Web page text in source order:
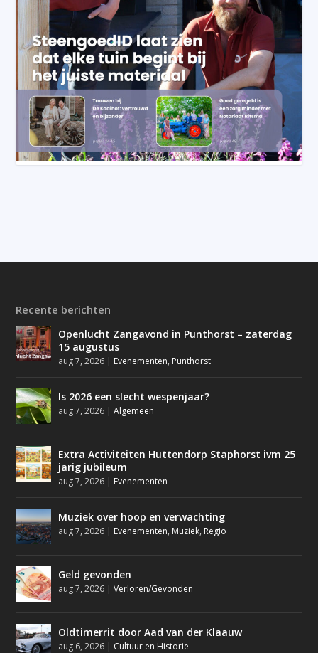
Recente berichten
Openlucht Zangavond in Punthorst – zaterdag
15 augustus
aug 7, 2026 | Evenementen, Punthorst
Is 2026 een slecht wespenjaar?
aug 7, 2026 |Algemeen
Extra Activiteiten Huttendorp Staphorst ivm 25
jarig jubileum
aug 7, 2026 | Evenementen
Muziek over hoop en verwachting
aug 7, 2026 | Evenementen, Muziek, Regio
Geld gevonden
aug 7, 2026 |Verloren/Gevonden
Oldtimerrit door Aad van der Klaauw
aug 6, 2026 | Cultuur en Historie